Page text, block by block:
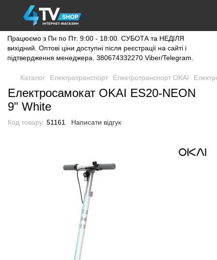
Працюємо з Пн по Пт: 9:00 - 18:00. СУБОТА та НЕДІЛЯ
вихідний. Оптові ціни доступні після реєстрації на сайті і
підтвердження менеджера. 380674332270 Viber/Telegram.
Каталог Електротранспорт Електротранспорт OKAI
Електросамокат OKAI ES20-NEON
9" White
Код товару: 51161 Написати відгук